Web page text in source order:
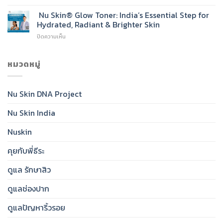
Go-
To
Cleanser
Skin®
Sunscreen
SPF
Glowing
Nu Skin® Glow Toner: India’s Essential Step for
Hydrated, Radiant & Brighter Skin
ปิดความเห็น
Step
หมวดหมู่
Nu Skin DNA Project
Nu Skin India
Nuskin
คุยกับพี่ธีระ
ดูแล รักษาสิว
ดูแลช่องปาก
ดูแลปัญหาริ้วรอย